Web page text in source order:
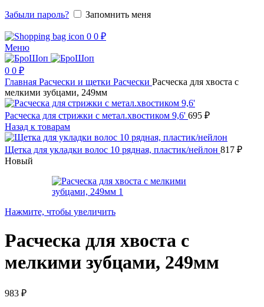
Забыли пароль? Запомнить меня
0 0 ₽
Меню
0 0 ₽
Главная Расчески и щетки Расчески Расческа для хвоста с
мелкими зубцами, 249мм
Расческа для стрижки с метал.хвостиком 9,6' 695 ₽
Назад к товарам
Щетка для укладки волос 10 рядная, пластик/нейлон 817 ₽
Новый
Нажмите, чтобы увеличить
Расческа для хвоста с
мелкими зубцами, 249мм
983 ₽